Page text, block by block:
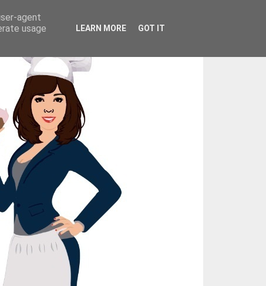
agent
usage
LEARN MORE GOT IT